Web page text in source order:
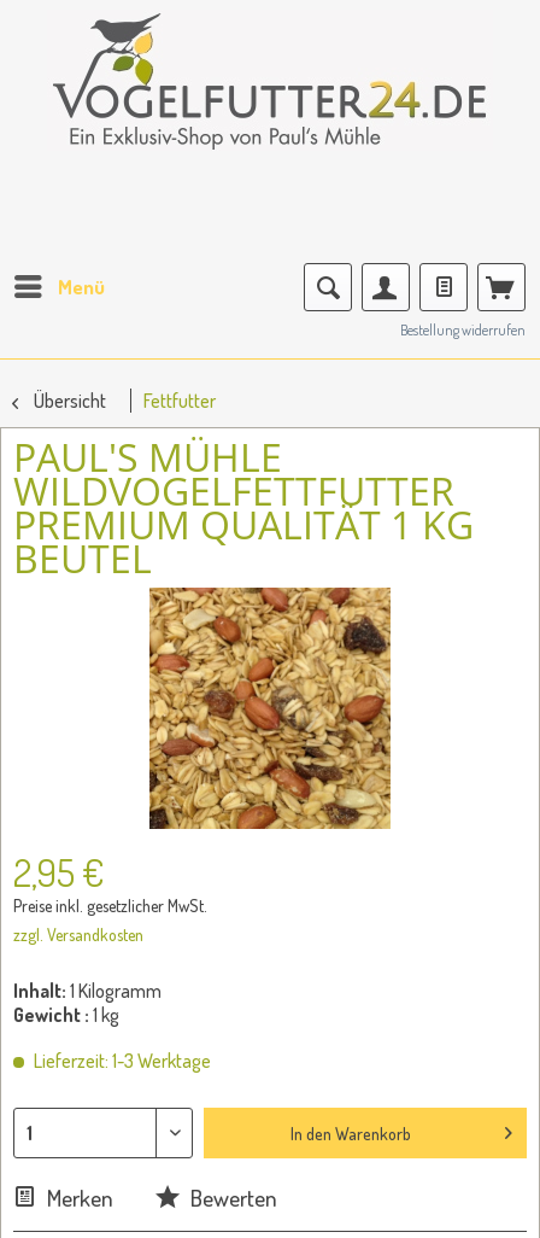
Menü
Bestellung widerrufen
Übersicht Fettfutter
PAUL'S MÜHLE
WILDVOGELFETTFUTTER
PREMIUM QUALITÄT 1 KG
BEUTEL
2,95 €
Preise inkl. gesetzlicher MwSt.
zzgl. Versandkosten
Inhalt: 1 Kilogramm
Gewicht : 1 kg
Lieferzeit: 1-3 Werktage
In den Warenkorb
Merken Bewerten